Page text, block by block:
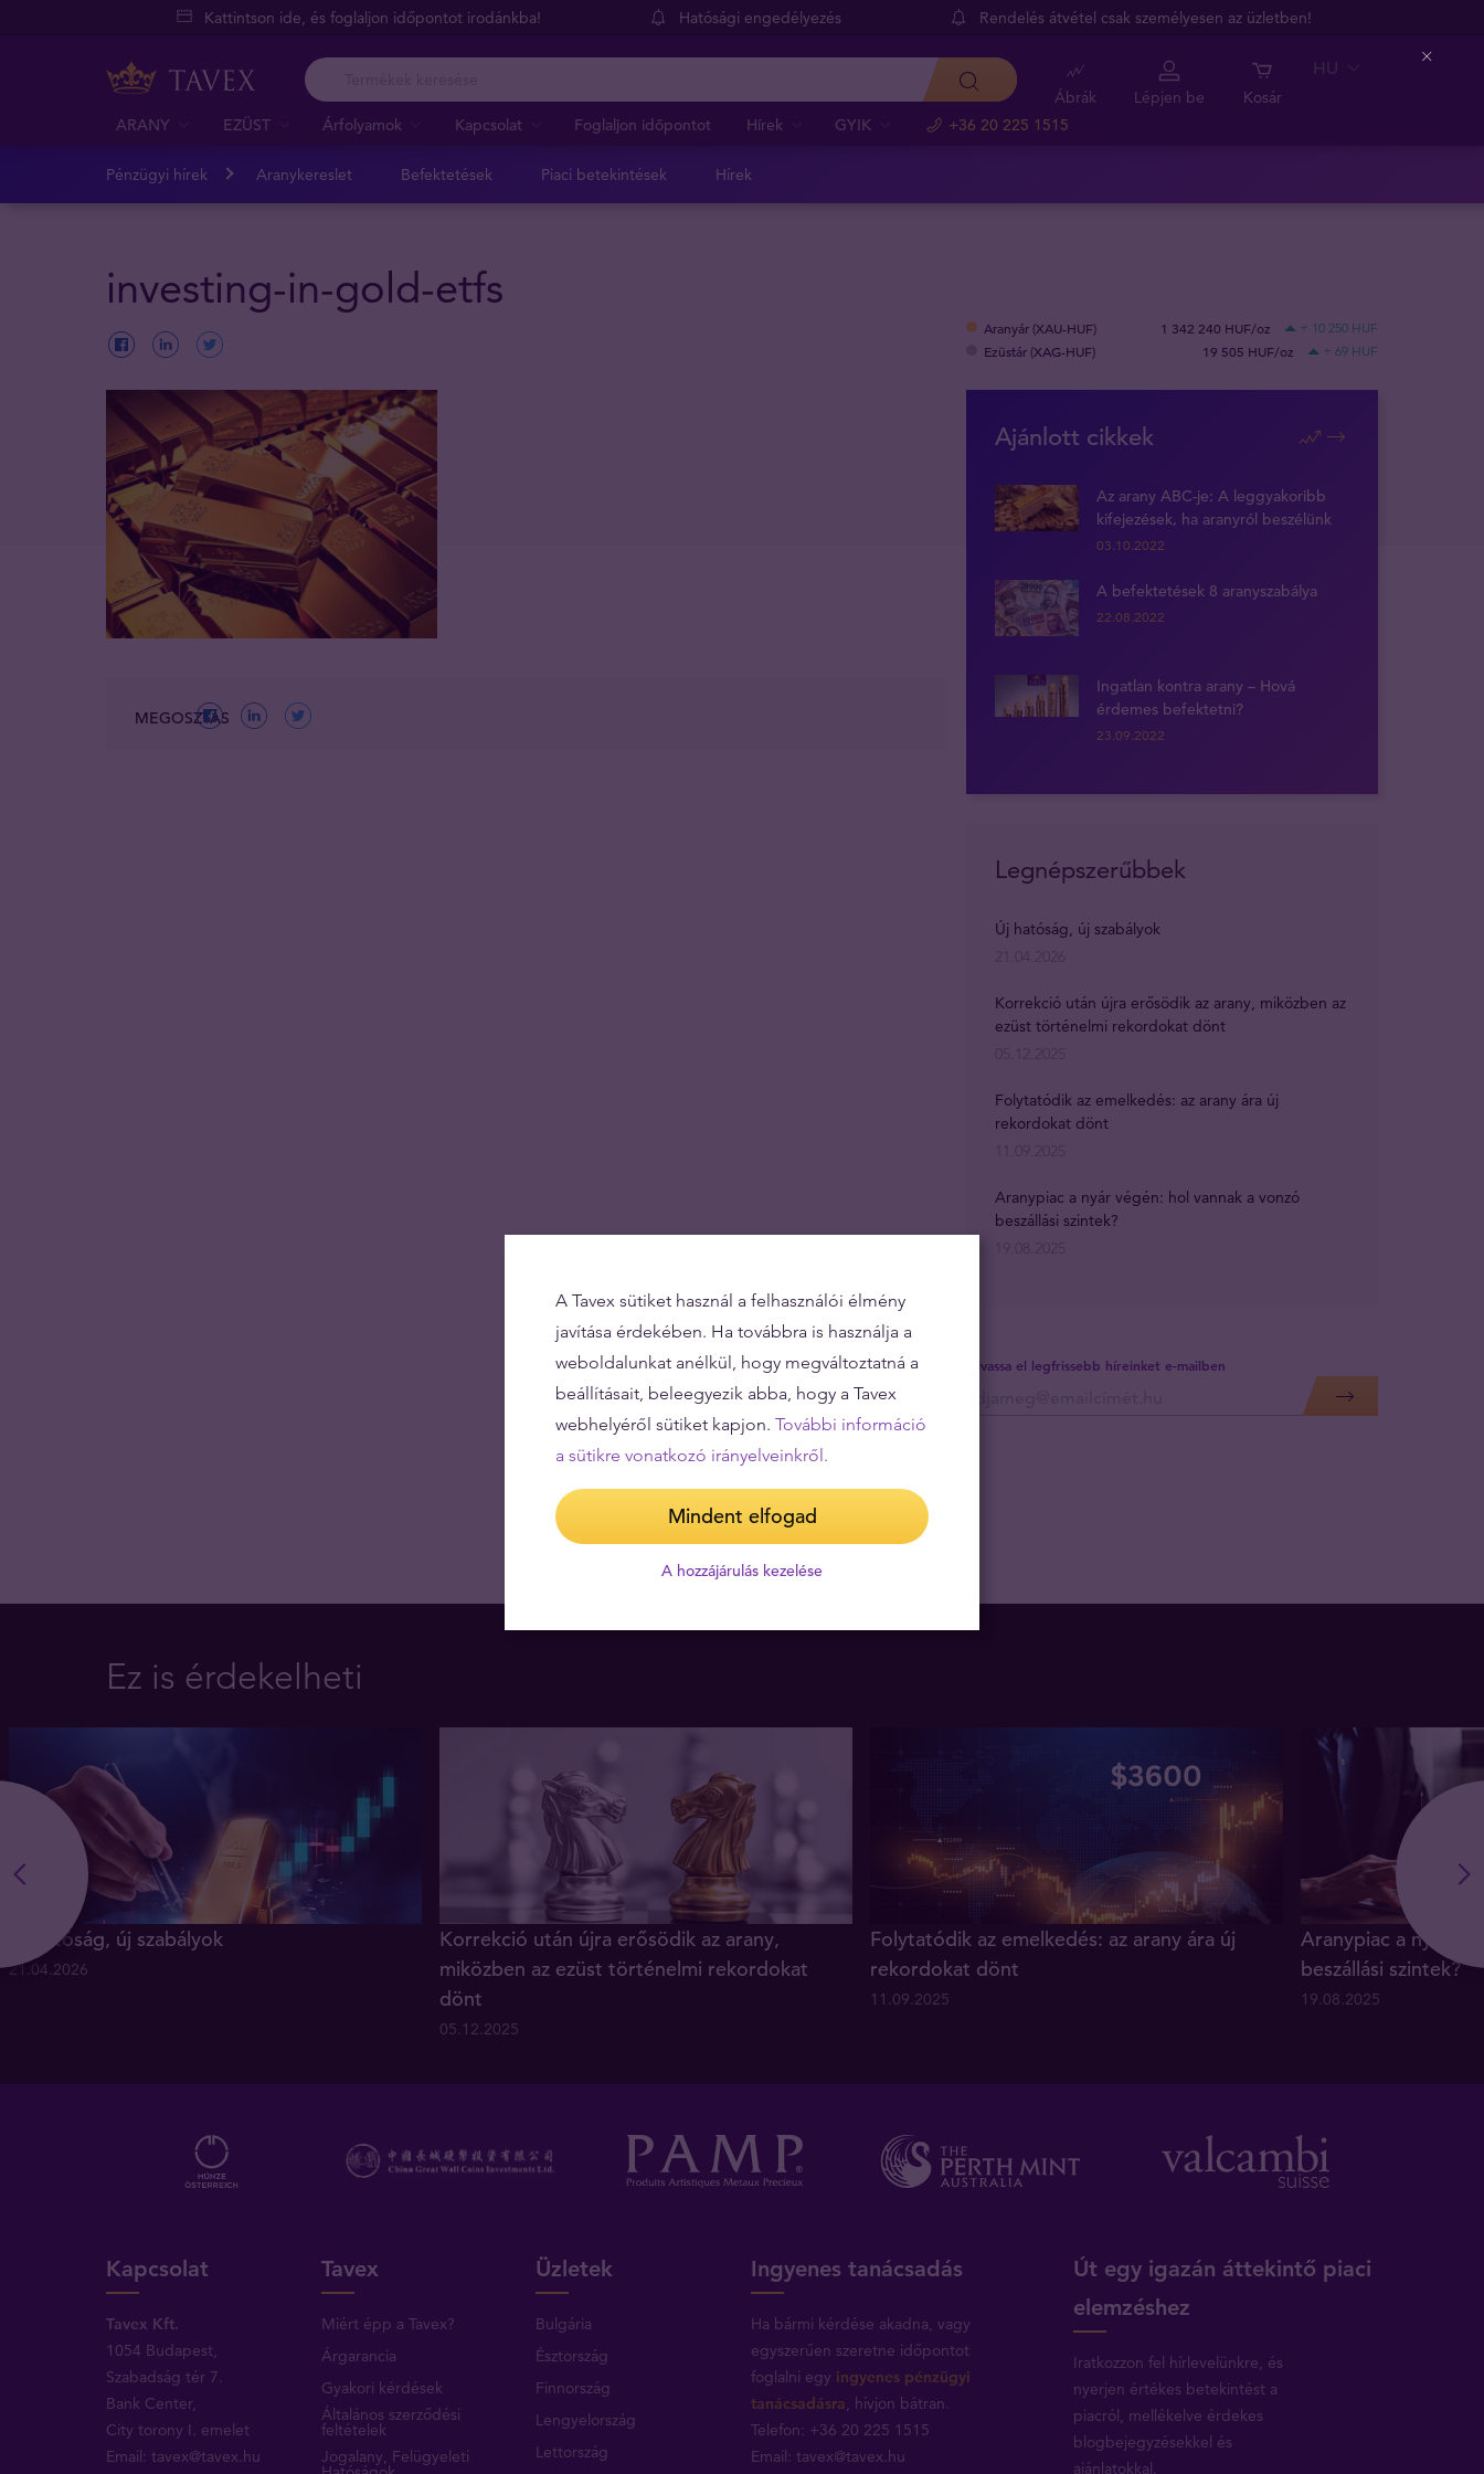
Kattintson ide, és foglaljon időpontot irodánkba! Hatósági engedélyezés Rendelés átvétel csak személyesen az üzletben!
ARANY EZÜST Árfolyamok Kapcsolat Foglaljon időpontot Hírek GYIK +36 20 225 1515
Ábrák Lépjen be Kosár
HU
Pénzügyi hírek Aranykereslet Befektetések Piaci betekintések Hírek
investing-in-gold-etfs
Aranyár (XAU-HUF) 1 342 240 HUF/oz + 10 250 HUF
Ezüstár (XAG-HUF) 19 505 HUF/oz + 69 HUF
MEGOSZTÁS
Ajánlott cikkek
Az arany ABC-je: A leggyakoribb
kifejezések, ha aranyról beszélünk
03.10.2022
A befektetések 8 aranyszabálya
22.08.2022
Ingatlan kontra arany – Hová
érdemes befektetni?
23.09.2022
Olvassa el legfrissebb híreinket e-mailben
Legnépszerűbbek
Új hatóság, új szabályok
Korrekció után újra erősödik az arany, miközben az
ezüst történelmi rekordokat dönt
Folytatódik az emelkedés: az arany ára új
rekordokat dönt
Aranypiac a nyár végén: hol vannak a vonzó
beszállási szintek?
Ez is érdekelheti
Új hatóság, új szabályok
21.04.2026
Korrekció után újra erősödik az arany,
miközben az ezüst történelmi rekordokat
dönt
05.12.2025
Folytatódik az emelkedés: az arany ára új
rekordokat dönt
11.09.2025
Aranypiac a nyár
beszállási szintek?
19.08.2025
Kapcsolat
Tavex Kft.
1054 Budapest,
Szabadság tér 7.
Bank Center,
City torony I. emelet
Email:tavex@tavex.hu
Tavex
Miért épp a Tavex?
Árgarancia
Gyakori kérdések
Általános szerződési
feltételek
Jogalany, Felügyeleti
Üzletek
Bulgária
Észtország
Finnország
Lengyelország
Lettország
Ingyenes tanácsadás
Ha bármi kérdése akadna, vagy
egyszerűen szeretne időpontot
foglalni egy ingyenes pénzügyi
tanácsadásra , hívjon bátran.
Telefon: +36 20 225 1515
Email: tavex@tavex.hu
Út egy igazán áttekintő piaci
elemzéshez
Iratkozzon fel hírlevelünkre, és
nyerjen értékes betekintést a
piacról, mellékelve érdekes
blogbejegyzésekkel és
ajánlatokkal.
A Tavex sütiket használ a felhasználói élmény
javítása érdekében. Ha továbbra is használja a
weboldalunkat anélkül, hogy megváltoztatná a
beállításait, beleegyezik abba, hogy a Tavex
webhelyéről sütiket kapjon. További információ
a sütikre vonatkozó irányelveinkről.
Mindent elfogad
A hozzájárulás kezelése
Close